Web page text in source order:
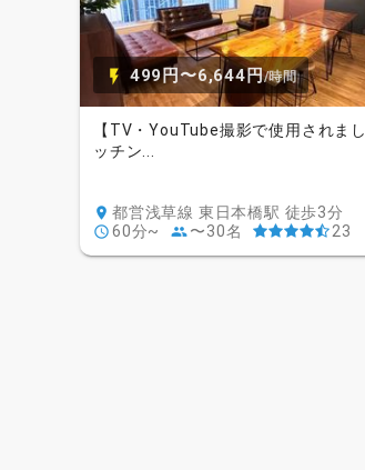
499円〜6,644円/時間
【TV・YouTube撮影で使用されま
ッチン...
都営浅草線 東日本橋駅 徒歩3分
60分~
〜30名 23